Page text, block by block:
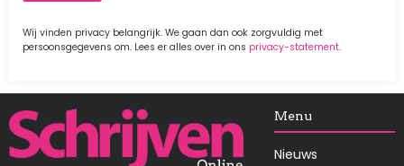
Wij vinden privacy belangrijk. We gaan dan ook zorgvuldig met
persoonsgegevens om. Lees er alles over in ons privacy-statement.
Afbeelding Menu
Nieuws